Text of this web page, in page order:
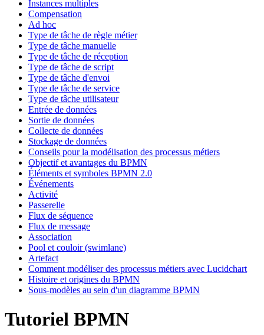
Instances multiples
Compensation
Ad hoc
Type de tâche de règle métier
Type de tâche manuelle
Type de tâche de réception
Type de tâche de script
Type de tâche d'envoi
Type de tâche de service
Type de tâche utilisateur
Entrée de données
Sortie de données
Collecte de données
Stockage de données
Conseils pour la modélisation des processus métiers
Objectif et avantages du BPMN
Éléments et symboles BPMN 2.0
Événements
Activité
Passerelle
Flux de séquence
Flux de message
Association
Pool et couloir (swimlane)
Artefact
Comment modéliser des processus métiers avec Lucidchart
Histoire et origines du BPMN
Sous-modèles au sein d'un diagramme BPMN
Tutoriel BPMN